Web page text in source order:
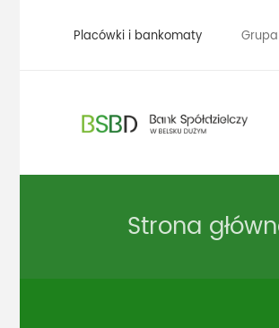
Placówki i bankomaty Grupa
Strona